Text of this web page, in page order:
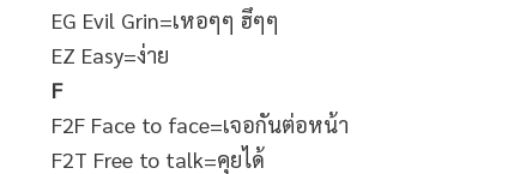
EG Evil Grin=เหอๆๆ ฮึๆๆ
EZ Easy=ง่าย
F
F2F Face to face=เจอกันต่อหน้า
F2T Free to talk=คุยได้